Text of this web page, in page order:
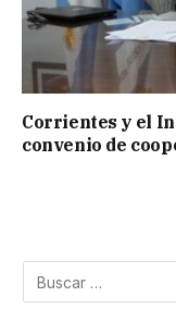
Corrientes y el
convenio de